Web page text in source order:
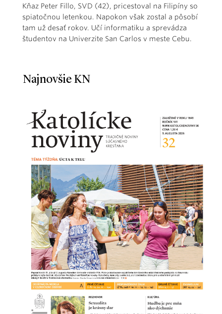
Kňaz Peter Fillo, SVD (42), pricestoval na Filipíny so
spiatočnou letenkou. Napokon však zostal a pôsobí
tam už desať rokov. Učí informatiku a sprevádza
študentov na Univerzite San Carlos v meste Cebu.
Najnovšie KN